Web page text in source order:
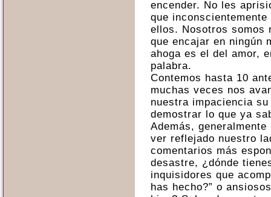
encender. No les
que
ellos. Nosotros somos
que encajar en ningún
ahoga es el del amor,
palabra.
Contemos hasta 10
muchas veces nos
nuestra impaciencia
demostrar lo que ya
Además,
ver reflejado nuestro
comentarios más
desastre, ¿dónde
inquisidores que
has hecho?” o